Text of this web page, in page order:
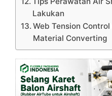
Lakukan
Web Tension
Material Converting